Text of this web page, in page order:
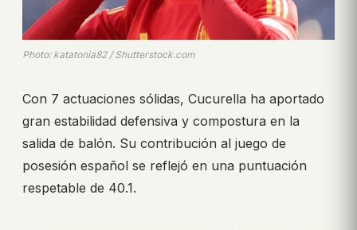
Photo: katatonia82 / Shutterstock.com
Con 7 actuaciones sólidas, Cucurella ha aportado
gran estabilidad defensiva y compostura en la
salida de balón. Su contribución al juego de
posesión español se reflejó en una puntuación
respetable de 40.1.